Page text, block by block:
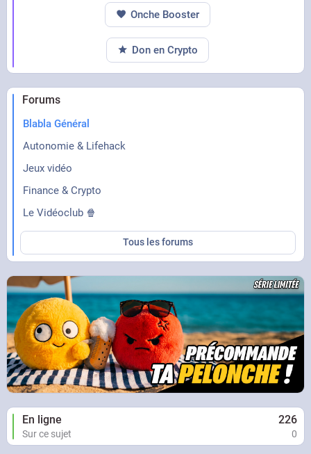
Forums
Blabla Général
Autonomie & Lifehack
Jeux vidéo
Finance & Crypto
Le Vidéoclub 🍿
Tous les forums
En ligne 226
Sur ce sujet 0
Onche Booster
Don en Crypto